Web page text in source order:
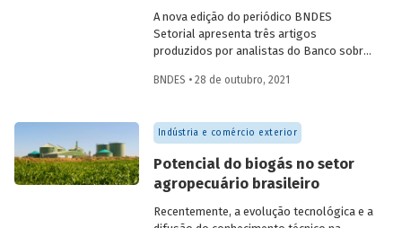
A nova edição do periódico BNDES
Setorial apresenta três artigos
produzidos por analistas do Banco sobre
agroecologia, importantes áreas do
sobre os artigos e confira a publicação
completa.
BNDES • 28 de outubro, 2021
Indústria e comércio exterior
Potencial do biogás no setor
agropecuário brasileiro
Recentemente, a evolução tecnológica e a